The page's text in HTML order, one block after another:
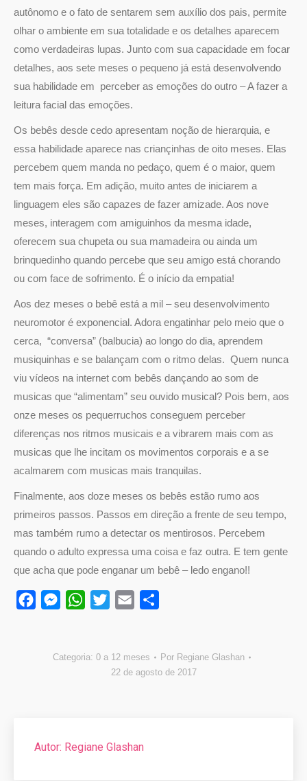
autônomo e o fato de sentarem sem auxílio dos pais, permite
olhar o ambiente em sua totalidade e os detalhes aparecem
como verdadeiras lupas. Junto com sua capacidade em focar
detalhes, aos sete meses o pequeno já está desenvolvendo
sua habilidade em perceber as emoções do outro – A fazer a
leitura facial das emoções.
Os bebês desde cedo apresentam noção de hierarquia, e
essa habilidade aparece nas criançinhas de oito meses. Elas
percebem quem manda no pedaço, quem é o maior, quem
tem mais força. Em adição, muito antes de iniciarem a
linguagem eles são capazes de fazer amizade. Aos nove
meses, interagem com amiguinhos da mesma idade,
oferecem sua chupeta ou sua mamadeira ou ainda um
brinquedinho quando percebe que seu amigo está chorando
ou com face de sofrimento. É o início da empatia!
Aos dez meses o bebê está a mil – seu desenvolvimento
neuromotor é exponencial. Adora engatinhar pelo meio que o
cerca, “conversa” (balbucia) ao longo do dia, aprendem
musiquinhas e se balançam com o ritmo delas. Quem nunca
viu vídeos na internet com bebês dançando ao som de
musicas que “alimentam” seu ouvido musical? Pois bem, aos
onze meses os pequerruchos conseguem perceber
diferenças nos ritmos musicais e a vibrarem mais com as
musicas que lhe incitam os movimentos corporais e a se
acalmarem com musicas mais tranquilas.
Finalmente, aos doze meses os bebês estão rumo aos
primeiros passos. Passos em direção a frente de seu tempo,
mas também rumo a detectar os mentirosos. Percebem
quando o adulto expressa uma coisa e faz outra. E tem gente
que acha que pode enganar um bebê – ledo engano!!
FacebookMessengerWhatsApp
Twitter Email
Categoria: 0 a 12 meses Por Regiane Glashan
22 de agosto de 2017
Autor: Regiane Glashan